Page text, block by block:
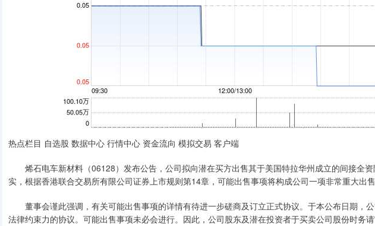
热点栏目 自选股 数据中心 行情中心 资金流向 模拟交易 客户端
烯石电车新材料（06128）发布公告，公司拟向潜在买方出售其于美国特拉华州成立的间接全资
实，根据香港联合交易所有限公司证券上市规则第14章，可能出售事项将构成公司一项非常重大出售
董事会谨此强调，有关可能出售事项的详情有待进一步磋商及订立正式协议。于本公布日期，
法律约束力的协议。可能出售事项未必会进行。因此，公司股东及潜在投资者于买卖公司股份时务请